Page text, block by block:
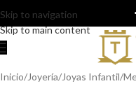
Skip to navigation
Skip to main content
Inicio/Joyería/Joyas Infantil/